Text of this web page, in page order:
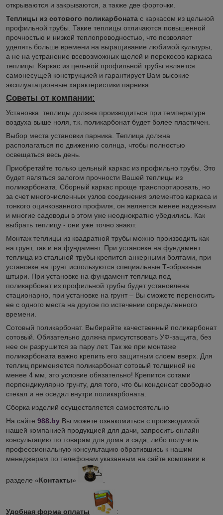
открываются и закрываются, а также две форточки.
Теплицы из сотового поликарбоната с каркасом из цельной
профильной трубы. Такие теплицы отличаются повышенной
прочностью и низкой теплопроводностью, что позволяет
уделять больше времени на выращивание любимой культуры,
а не на устранение всевозможных щелей и перекосов каркаса
теплицы. Каркас из цельной профильной трубы является
самонесущей конструкцией и гарантирует Вам высокие
эксплуатационные характеристики парника.
Советы от компании:
Установка теплицы должна производиться при температуре
воздуха выше ноля, т.к. поликарбонат будет более пластичен.
Выбор места установки парника. Теплица должна
располагаться по движению солнца, чтобы полностью
освещаться весь день.
Приобретайте только цельный каркас из профильно трубы. Это
будет являться залогом прочности Вашей теплицы из
поликарбоната. Сборный каркас проще транспортировать, но
за счет многочисленных узлов соединения элементов каркаса и
тонкого оцинкованного профиля, он является менее надежным
и многие садоводы в этом уже неоднократно убедились. Как
выбрать теплицу - они уже точно знают.
Монтаж теплицы из квадратной трубы можно производить как
на грунт, так и на фундамент. При установке на фундамент
теплица из стальной трубы крепится анкерными болтами, при
установке на грунт используются специальные Т-образные
штыри. При установке на фундамент теплица под
поликарбонат из профильной трубы будет установлена
стационарно, при установке на грунт – Вы сможете переносить
ее с одного места на другое по истечении определенного
времени.
Сотовый поликарбонат. Выбирайте качественный поликарбонат
сотовый. Обязательно должна присутствовать УФ-защита, без
нее он разрушится за пару лет. Так же при монтаже
поликарбоната важно крепить его защитным слоем вверх. Для
теплиц применяется поликарбонат сотовый толщиной не
менее 4 мм, это условие обязательно! Крепится сотами
перпендикулярно грунту, для того, что бы конденсат свободно
стекал и не оседал внутри поликарбоната.
Сборка изделий осуществляется самостоятельно
На сайте 988.by Вы можете ознакомиться с производимой
нашей компанией продукцией для дачи, запросить онлайн
консультацию по товарам для дома и сада, либо получить
профессиональную консультацию обратившись к нашим
менеджерам по телефонам указанным на сайте компании в
разделе «Контакты»
Удобная форма оплаты :